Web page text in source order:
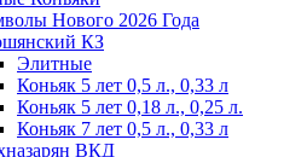
Нового 2026 Года
КЗ
Элитные
Коньяк 5 лет 0,5 л., 0,33 л
Коньяк 5 лет 0,18 л., 0,25 л.
Коньяк 7 лет 0,5 л., 0,33 л
ВКД